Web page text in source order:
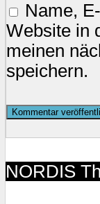
Name,
Website in
meinen
speichern.
NORDIS